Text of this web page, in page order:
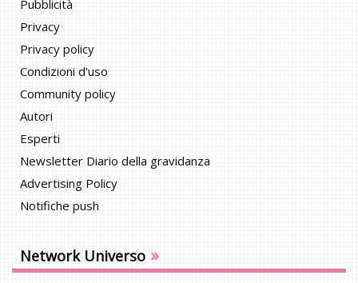
Pubblicità
Privacy
Privacy policy
Condizioni d'uso
Community policy
Autori
Esperti
Newsletter Diario della gravidanza
Advertising Policy
Notifiche push
Network Universo »